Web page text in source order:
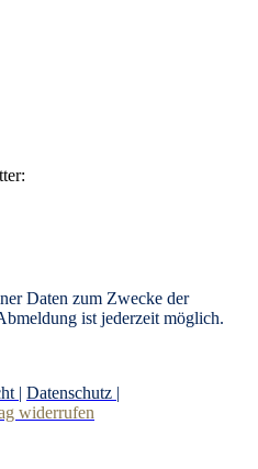
Daten zum Zwecke der
ist jederzeit möglich.
| Datenschutz |
widerrufen